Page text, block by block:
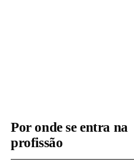
Por onde se entra na
profissão